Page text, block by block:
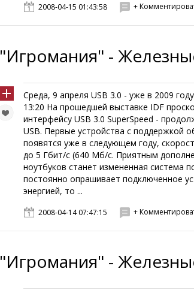
2008-04-15 01:43:58 +
"Игромания" -
Среда, 9 апреля USB 3.0 - уже в 2009
13:20 На прошедшей выставке IDF
интерфейсу USB 3.0 SuperSpeed -
USB. Первые устройства с поддержкой
появятся уже в следующем году,
до 5 Гбит/с (640 Мб/с. Приятным
ноутбуков станет измененная система
постоянно опрашивает подключенное
энергией, то ...
2008-04-14 07:47:15 +
"Игромания" -